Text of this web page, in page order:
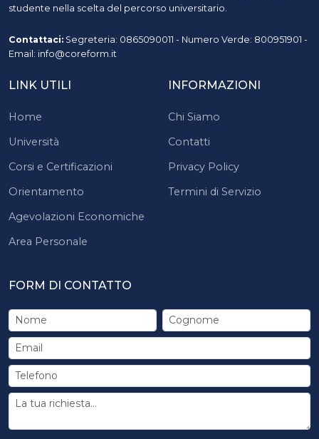
studente nella scelta del percorso universitario.
Contattaci: Segreteria: 0865090011 - Numero Verde: 800951901 -
Email: info@coreform.it
LINK UTILI
Home
Università
Corsi e Certificazioni
Orientamento
Agevolazioni Economiche
Area Personale
INFORMAZIONI
Chi Siamo
Contatti
Privacy Policy
Termini di Servizio
FORM DI CONTATTO